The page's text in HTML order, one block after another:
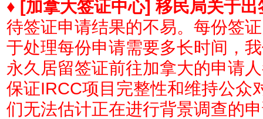
♦ [加拿大签证中心] 移民局关于
待签证申请结果的不易。每份签
于处理每份申请需要多长时间，
永久居留签证前往加拿大的申请
保证IRCC项目完整性和维持公众
们无法估计正在进行背景调查的